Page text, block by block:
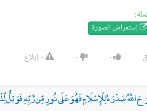
إستعراض الصورة
٠ ٠ ٠ إبلاغ
صَدْرَهُ لِلْإِسْلَامِ فَهُوَ عَلَى نُورٍ مِّن رَّبِّهِ فَوَيْلٌ